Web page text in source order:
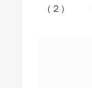
（２）